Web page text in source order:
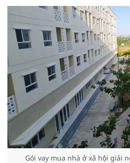
Gói vay mua nhà ở xã hội giải